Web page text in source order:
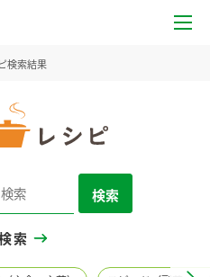
検索結果
検索
索